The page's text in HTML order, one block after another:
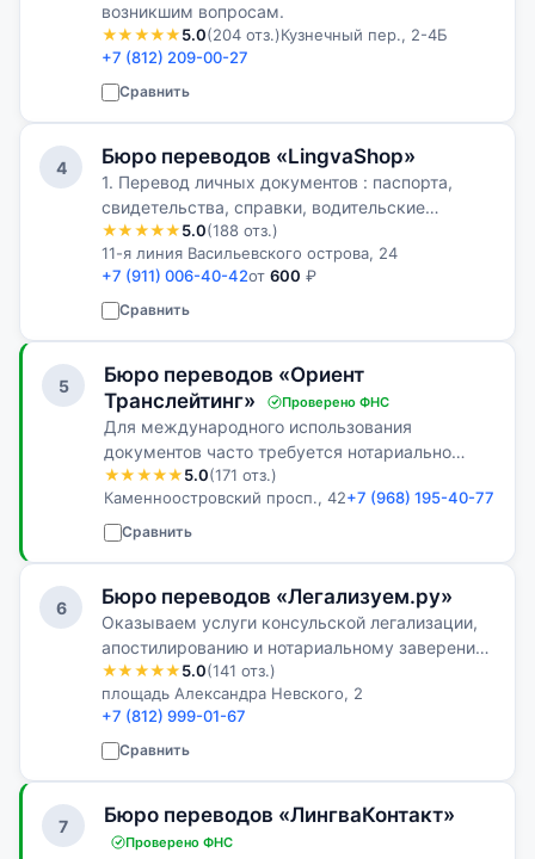
возникшим вопросам.
★★★★★5.0(204 отз.)Кузнечный пер., 2-4Б
+7 (812) 209-00-27
Сравнить
4 Бюро переводов «LingvaShop»
1. Перевод личных документов : паспорта,
свидетельства, справки, водительские
удостоверения, печати/штампы и др.: от 600
руб. 2. Перевод прочих документов: от 650
руб. за 1 учетную страницу перевода…
★★★★★5.0(188 отз.)
11-я линия Васильевского острова, 24
+7 (911) 006-40-42от 600 ₽
Сравнить
5
Бюро переводов «Ориент
Транслейтинг»
Проверено ФНС
Для международного использования
документов часто требуется нотариально
заверенный перевод. Мы сэкономим ваше
время и силы, предоставив услугу по
нотариальному переводу документов!
★★★★★5.0(171 отз.)
Каменноостровский просп., 42+7 (968) 195-40-77
Сравнить
6 Бюро переводов «Легализуем.ру»
Оказываем услуги консульской легализации,
апостилированию и нотариальному заверению
в Питере
★★★★★5.0(141 отз.)
площадь Александра Невского, 2
+7 (812) 999-01-67
Сравнить
7 Бюро переводов «ЛингваКонтакт»
Проверено ФНС